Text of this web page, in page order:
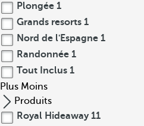
Plongée 1
Grands resorts 1
Nord de l'Espagne 1
Randonnée 1
Tout Inclus 1
Plus Moins
Produits
Royal Hideaway 11